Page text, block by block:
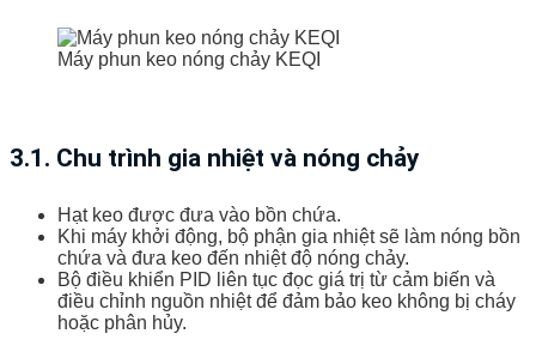
Máy phun keo nóng chảy KEQI
3.1. Chu trình gia nhiệt và nóng chảy
Hạt keo được đưa vào bồn chứa.
Khi máy khởi động, bộ phận gia nhiệt sẽ làm nóng bồn
chứa và đưa keo đến nhiệt độ nóng chảy.
Bộ điều khiển PID liên tục đọc giá trị từ cảm biến và
điều chỉnh nguồn nhiệt để đảm bảo keo không bị cháy
hoặc phân hủy.